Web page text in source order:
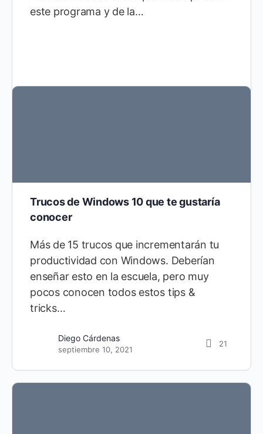
este programa y de la…
Trucos de Windows 10 que te gustaría
conocer
Más de 15 trucos que incrementarán tu
productividad con Windows. Deberían
enseñar esto en la escuela, pero muy
pocos conocen todos estos tips &
tricks…
Diego Cárdenas
septiembre 10, 2021
21